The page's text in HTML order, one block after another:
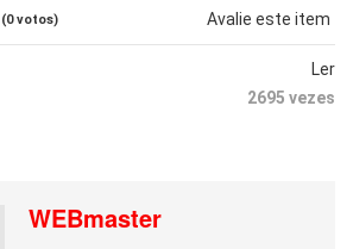
Avalie este item
(0 votos)
Ler
2695 vezes
WEBmaster